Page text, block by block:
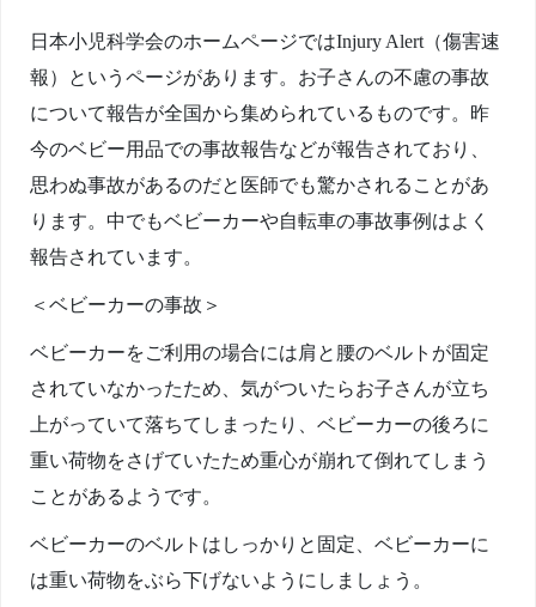
日本小児科学会のホームページではInjury Alert（傷害速
報）というページがあります。お子さんの不慮の事故
について報告が全国から集められているものです。昨
今のベビー用品での事故報告などが報告されており、
思わぬ事故があるのだと医師でも驚かされることがあ
ります。中でもベビーカーや自転車の事故事例はよく
報告されています。
＜ベビーカーの事故＞
ベビーカーをご利用の場合には肩と腰のベルトが固定
されていなかったため、気がついたらお子さんが立ち
上がっていて落ちてしまったり、ベビーカーの後ろに
重い荷物をさげていたため重心が崩れて倒れてしまう
ことがあるようです。
ベビーカーのベルトはしっかりと固定、ベビーカーに
は重い荷物をぶら下げないようにしましょう。